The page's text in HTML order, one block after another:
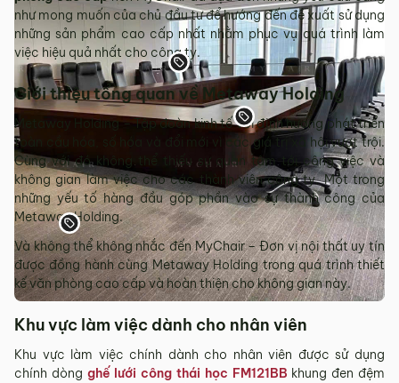
như mong muốn của chủ đầu tư để hướng đến đề xuất sử dụng
những sản phẩm cao cấp nhất nhằm phục vụ quá trình làm
việc hiệu quả nhất cho công ty.
Giới thiệu tổng quan về Metaway Holding
Metaway Holding – Tập đoàn kinh tế với định hướng phát triển
toàn cầu hóa, số hóa và đổi mới vì các giá trị xã hội vượt trội.
Cùng với đó không thể thiếu sự quan tâm tới công việc và
không gian làm việc cho các thành viên công ty. Một trong
những yếu tố hàng đầu góp phần vào sự thành công của
Metaway Holding.
Và không thể không nhắc đến MyChair – Đơn vị nội thất uy tín
được đồng hành cùng Metaway Holding trong quá trình thiết
kế văn phòng cao cấp và hoàn thiện cho không gian này.
Khu vực làm việc dành cho nhân viên
Khu vực làm việc chính dành cho nhân viên được sử dụng
chính dòng ghế lưới công thái học FM121BB khung đen đệm